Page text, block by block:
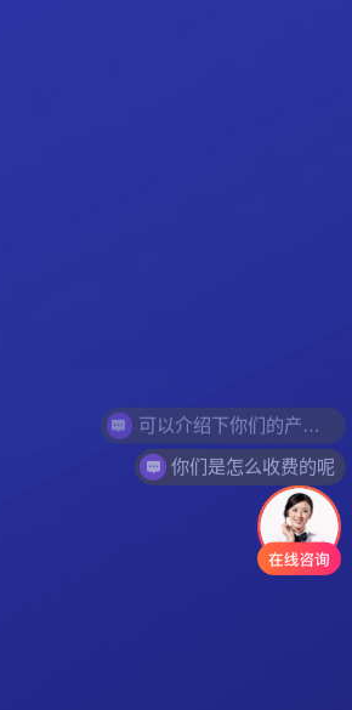
你们是怎么收费的呢